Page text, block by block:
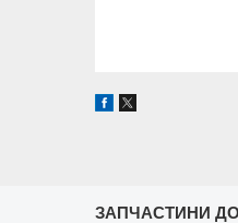
ЗАПЧАСТИНИ